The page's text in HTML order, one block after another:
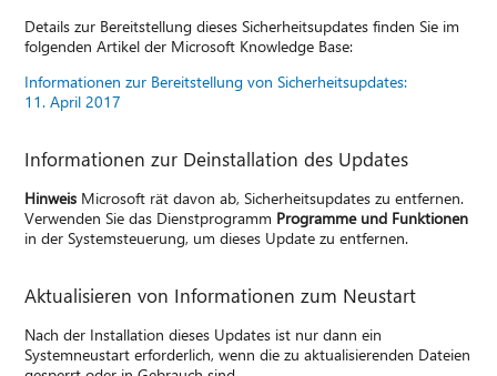
Details zur Bereitstellung dieses Sicherheitsupdates finden Sie im
folgenden Artikel der Microsoft Knowledge Base:
Informationen zur Bereitstellung von Sicherheitsupdates:
11. April 2017
Informationen zur Deinstallation des Updates
Hinweis Microsoft rät davon ab, Sicherheitsupdates zu entfernen.
Verwenden Sie das Dienstprogramm Programme und Funktionen
in der Systemsteuerung, um dieses Update zu entfernen.
Aktualisieren von Informationen zum Neustart
Nach der Installation dieses Updates ist nur dann ein
Systemneustart erforderlich, wenn die zu aktualisierenden Dateien